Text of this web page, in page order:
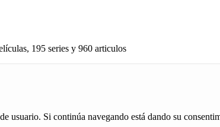
195 series y 960 articulos
usuario. Si continúa navegando está dando su